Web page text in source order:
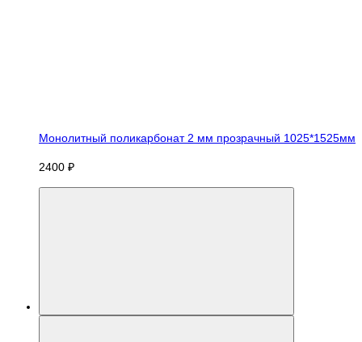
Монолитный поликарбонат 2 мм прозрачный 1025*1525мм
2400 ₽